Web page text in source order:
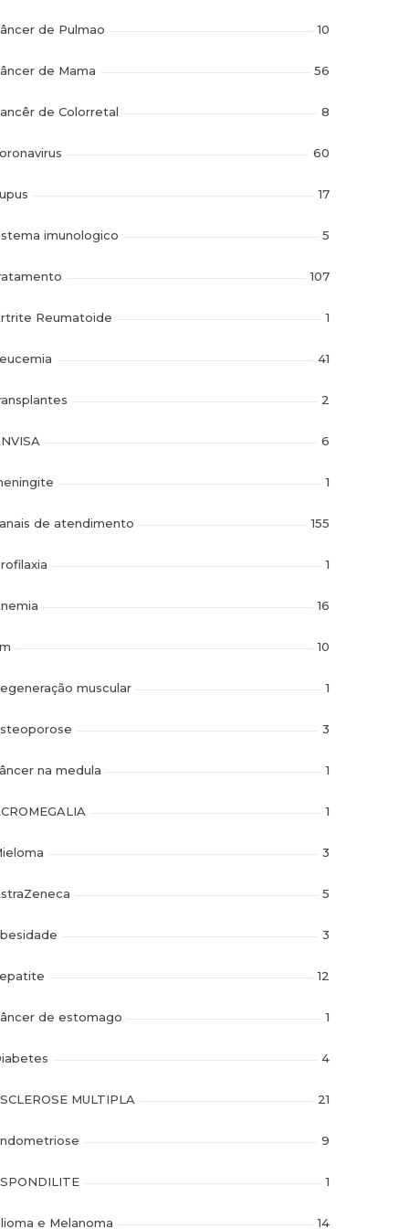
de Pulmao 10
de Mama 56
de Colorretal 8
60
17
imunologico 5
107
Reumatoide 1
41
2
6
1
de atendimento 155
1
16
10
muscular 1
3
na medula 1
1
3
5
3
12
de estomago 1
4
MULTIPLA 21
9
1
e Melanoma 14